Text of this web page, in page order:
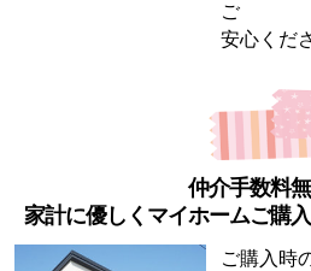
ご
安心くだ
仲介手数料無
家計に優しくマイホームご購
ご購入時